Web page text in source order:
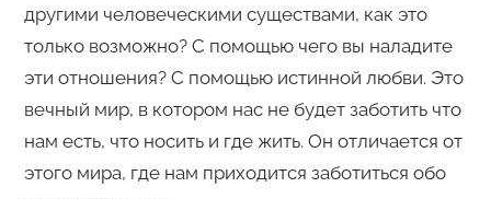
другими человеческими существами, как это
только возможно? С помощью чего вы наладите
эти отношения? С помощью истинной любви. Это
вечный мир, в котором нас не будет заботить что
нам есть, что носить и где жить. Он отличается от
этого мира, где нам приходится заботиться обо